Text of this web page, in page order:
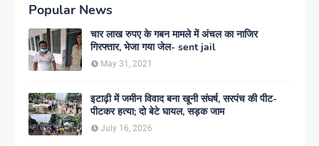
Popular News
चार लाख रुपए के गबन मामले में अंचल का नाजिर
गिरफ्तार, भेजा गया जेल- sent jail
May 31, 2021
इटाढ़ी में जमीन विवाद बना खूनी संघर्ष, सरपंच की पीट-
पीटकर हत्या; दो बेटे घायल, सड़क जाम
July 16, 2026